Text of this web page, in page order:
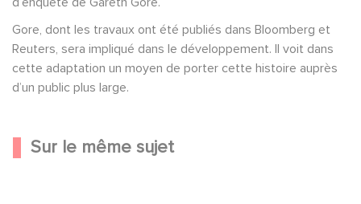
Gore, dont les travaux ont été publiés dans Bloomberg et
Reuters, sera impliqué dans le développement. Il voit dans
cette adaptation un moyen de porter cette histoire auprès
d’un public plus large.
Sur le même sujet